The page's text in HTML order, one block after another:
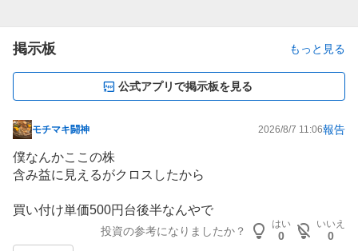
掲示板 もっと見る
公式アプリで掲示板を見る
掲
示
板
事
モチマキ闘神 2026/8/7 11:06報告
僕なんかここの株
含み益に見えるがクロスしたから
買い付け単価500円台後半なんやで
投資の参考になりましたか？
はい
0
いいえ
0